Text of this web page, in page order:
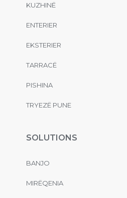
KUZHINË
ENTERIER
EKSTERIER
TARRACË
PISHINA
TRYEZË PUNE
SOLUTIONS
BANJO
MIRËQENIA